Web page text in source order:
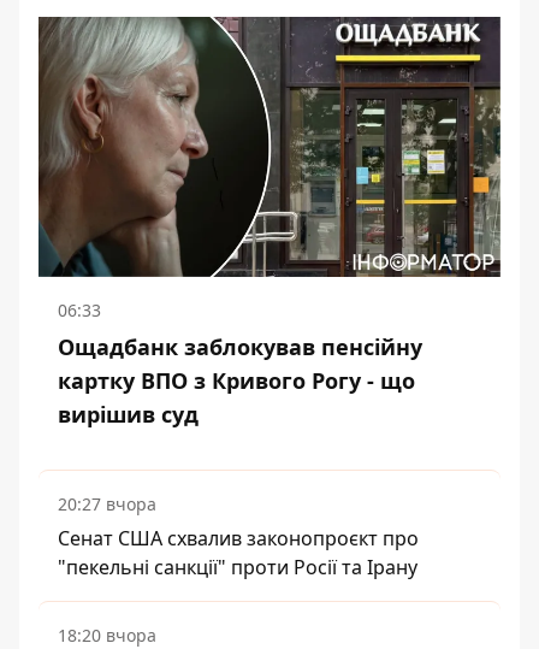
06:33
Ощадбанк заблокував пенсійну
картку ВПО з Кривого Рогу - що
вирішив суд
20:27 вчора
Сенат США схвалив законопроєкт про
"пекельні санкції" проти Росії та Ірану
18:20 вчора